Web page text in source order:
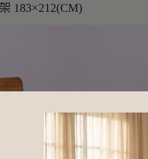
183×212(CM)